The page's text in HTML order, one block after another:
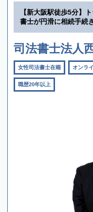
【新大阪駅徒歩5分】
書士が円滑に相続手続
司法書士法人
女性司法書士在籍 オンラ
職歴20年以上